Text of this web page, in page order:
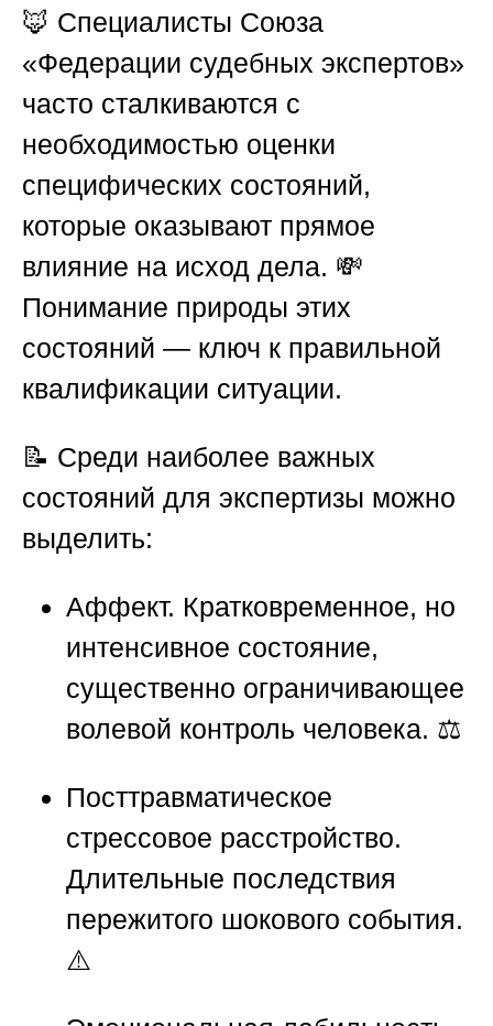
🦊 Специалисты Союза
«Федерации судебных экспертов»
часто сталкиваются с
необходимостью оценки
специфических состояний,
которые оказывают прямое
влияние на исход дела. 💸
Понимание природы этих
состояний — ключ к правильной
квалификации ситуации.
📝 Среди наиболее важных
состояний для экспертизы можно
выделить:
Аффект. Кратковременное, но
интенсивное состояние,
существенно ограничивающее
волевой контроль человека. ⚖️
Посттравматическое
стрессовое расстройство.
Длительные последствия
пережитого шокового события.
⚠️